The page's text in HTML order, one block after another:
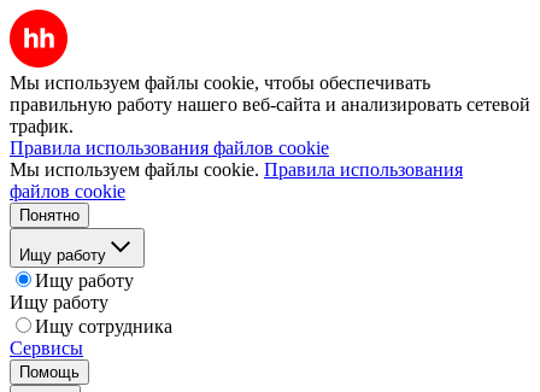
Мы используем файлы cookie, чтобы обеспечивать
правильную работу нашего веб-сайта и анализировать сетевой
трафик.
Правила использования файлов cookie
Мы используем файлы cookie. Правила использования
файлов cookie
Понятно
Ищу работу
Ищу работу
Ищу работу
Ищу сотрудника
Сервисы
Помощь